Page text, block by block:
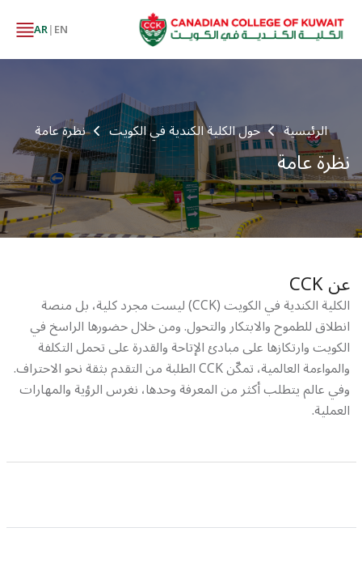
EN
|
AR
الرئيسية حول الكلية الكندية في الكويت نظرة عامة
نظرة عامة
عن CCK
الكلية الكندية في الكويت (CCK) ليست مجرد كلية، بل منصة
انطلاق للطموح والابتكار والتحول. ومن خلال حضورها الراسخ في
الكويت وارتكازها على مبادئ الإتاحة والقدرة على تحمل التكلفة
والمواءمة العالمية، تمكّن CCK الطلبة من التقدم بثقة نحو الاحتراف.
وفي عالم يتطلب أكثر من المعرفة وحدها، نغرس الرؤية والمهارات
العملية.